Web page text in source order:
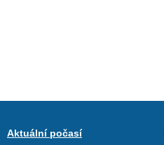
Aktuální počasí